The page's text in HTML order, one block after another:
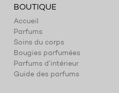
BOUTIQUE
Accueil
Parfums
Soins du corps
Bougies parfumées
Parfums d’intérieur
Guide des parfums